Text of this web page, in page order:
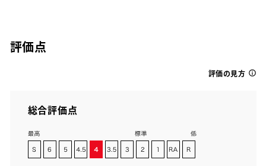
評価点
評価の見方
総合評価点